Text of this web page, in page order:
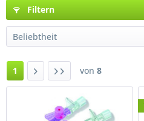
Filtern
1 von 8